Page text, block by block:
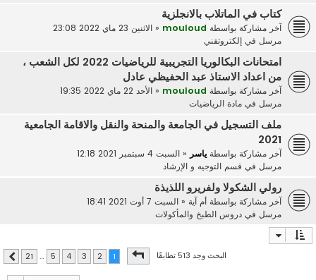
كتاب في الماتلاب بالانجلزية
آخر مشاركة بواسطة mouloud
« الاثنين 23 ماي 2022 23:08
مرسل في إلكتروتقني
امتحانات البكالوريا التجريبية للرياضيات 2022 لكل الشعب ،
من اعداد الاستاذ عبد الحفيظي عادل
آخر مشاركة بواسطة mouloud
« الأحد 22 ماي 2022 19:35
مرسل في مادة الرياضيات
ملف التسجيل في الجامعة والمنحة والنقل والاقامة الجامعية
2021
آخر مشاركة بواسطة ياسر« السبت 4 سبتمبر 2021 12:18
مرسل في قسم التوجيه و الإرشاد
رولي الشكولا ولفريرو اللذيذة
آخر مشاركة بواسطة أم آية« السبت 7 أوت 2021 18:41
مرسل في دروس الطبخ والمأكولات
البحث وجد 513 تطابقًا صفحة1 من21
2
3
4
5
…
21 التالي